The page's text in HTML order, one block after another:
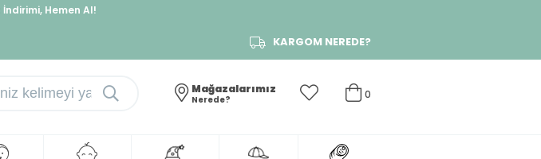
Kap, Hemen Üye Ol!
KARGOM NEREDE?
0
Mağazalarımız
Nerede?